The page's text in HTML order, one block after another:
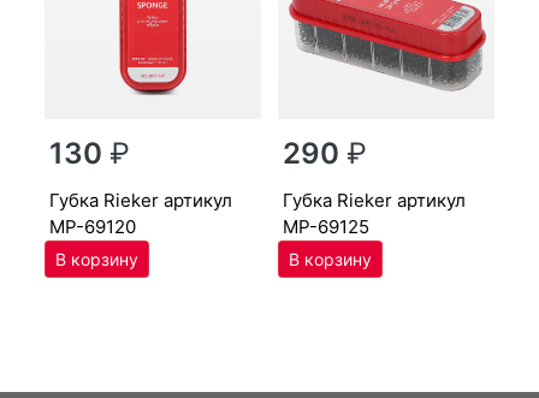
130₽
губ­ка Ri­eker артикул
MP-69120
290₽
губ­ка Ri­eker артикул
MP-69125